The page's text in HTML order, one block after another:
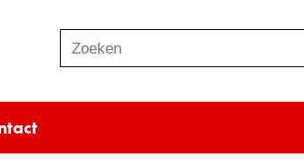
o
e
e
Zoeken